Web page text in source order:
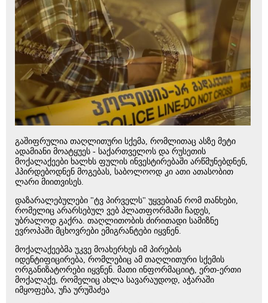
გაშიფრულია თაღლითური სქემა, რომლითაც ასზე მეტი
ადამიანი მოატყუეს - საქართველოს და რუსეთის
მოქალაქეები ხალხს ფულის ინვესტირებაში არწმუნებდნენ,
ჰპირდებოდნენ მოგებას, საბოლოოდ კი ათი ათასობით
ლარი მიითვისეს.
დაზარალებულები "ტვ პირველს" უყვებიან რომ თანხები,
რომელიც არარსებულ ვებ პლათფორმაში ჩადეს,
უბრალოდ გაქრა. თაღლითობის ძირითადი სამიზნე
ევროპაში მცხოვრები ემიგრანტები იყვნენ.
მოქალაქეებმა უკვე მოახერხეს იმ პირების
იდენტიფიცირება, რომლებიც ამ თაღლითური სქემის
ორგანიზატორები იყვნენ. მათი ინფორმაციიტ, ერთ-ერთი
მოქალაქე, რომელიც ახლა სავარაუდოდ, აჭარაში
იმყოფება, უჩა ურუშაძეა